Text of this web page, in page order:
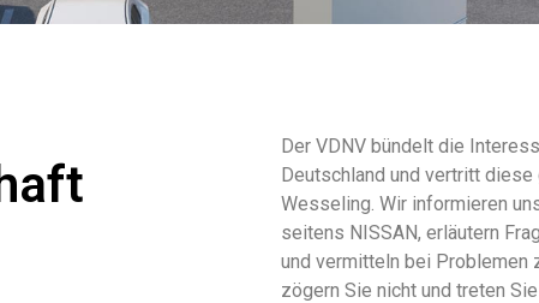
Der VDNV bündelt die
Deutschland und vertritt diese
Wesseling. Wir informieren
seitens NISSAN, erläutern
und vermitteln bei Problemen
zögern Sie nicht und treten